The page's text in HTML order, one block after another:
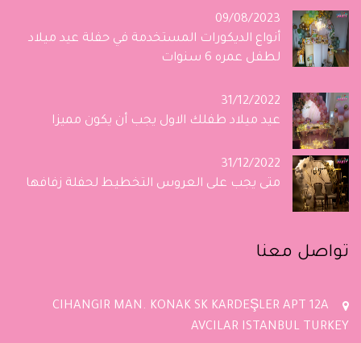
09/08/2023
أنواع الديكورات المستخدمة في حفلة عيد ميلاد
لطفل عمره 6 سنوات
31/12/2022
عيد ميلاد طفلك الاول يجب أن يكون مميزا
31/12/2022
متى يجب على العروس التخطيط لحفلة زفافها
تواصل معنا
CIHANGIR MAN. KONAK SK KARDEŞLER APT 12A
AVCILAR ISTANBUL TURKEY